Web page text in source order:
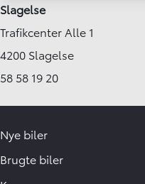
Slagelse
Trafikcenter Alle 1
4200 Slagelse
58 58 19 20
Nye biler
Brugte biler